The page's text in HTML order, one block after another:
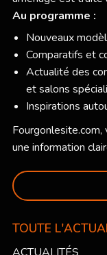
Au programme :
Nouveaux
Comparatifs et
Actualité des
et salons
Inspirations
Fourgonlesite.com,
une information
TOUTE